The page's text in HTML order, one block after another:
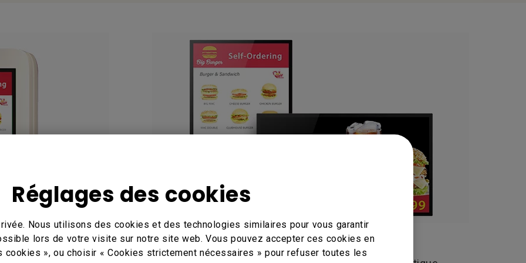
Réglages des cookies
Nous utilisons des cookies et des technologies similaires pour vous garantir
lors de votre visite sur notre site web. Vous pouvez accepter ces cookies en
cookies », ou choisir « Cookies strictement nécessaires » pour refuser toutes les
Affichage optimal en mode portrait